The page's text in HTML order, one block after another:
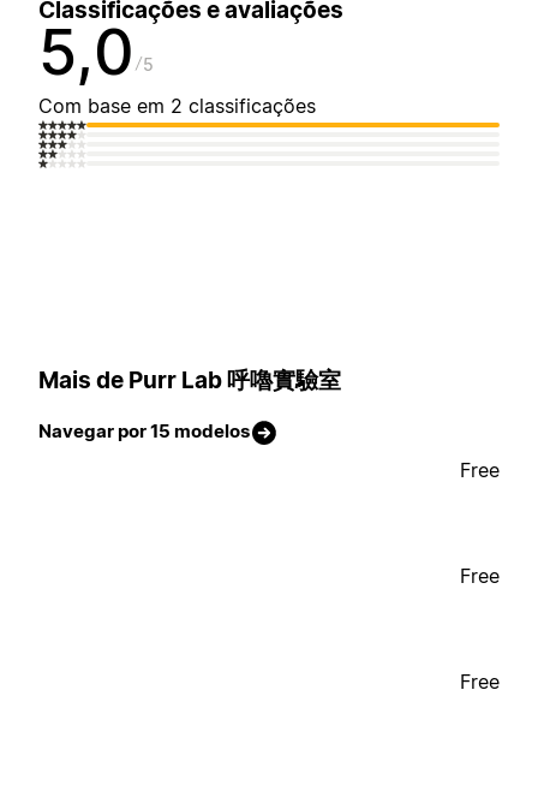
Classificações e avaliações
5,0 5
Com base em 2 classificações
Mais de Purr Lab 呼嚕實驗室
Navegar por 15 modelos
Free
Free
Free